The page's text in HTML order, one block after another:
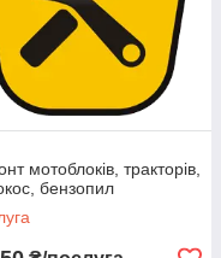
мотоблоків, тракторів,
бензопил